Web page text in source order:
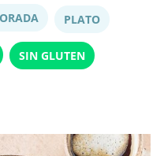
PLATO
SIN GLUTEN